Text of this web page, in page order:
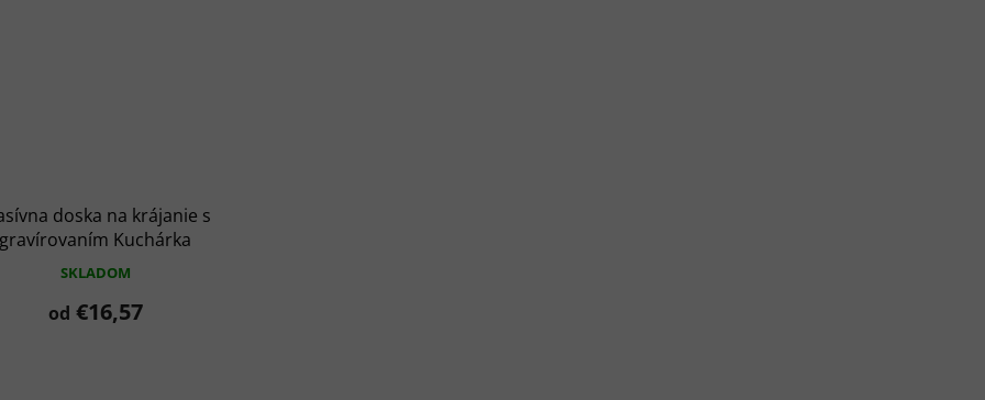
doska na krájanie s
gravírovaním Kuchárka
SKLADOM
od €16,57